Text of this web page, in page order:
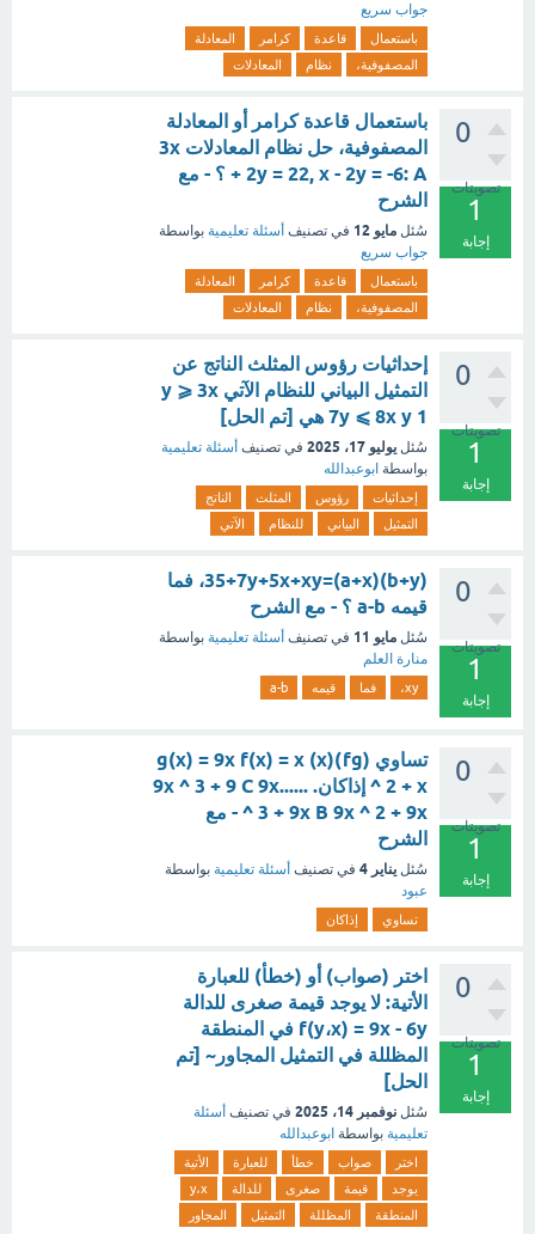
جواب سريع
باستعمال قاعدة كرامر
المعادلة
المصفوفية،
نظام المعادلات
0
تصويتات
1
إجابة
باستعمال قاعدة كرامر أو المعادلة
المصفوفية، حل نظام المعادلات 3x
+ 2y = 22, x - 2y = -6: A ؟ - مع
الشرح
سُئل مايو 12 في تصنيف أسئلة تعليمية بواسطة
جواب سريع
باستعمال قاعدة كرامر
المعادلة
المصفوفية،
نظام المعادلات
0
تصويتات
1
إجابة
إحداثيات رؤوس المثلث الناتج عن
التمثيل البياني للنظام الآتي y ⩾ 3x
7y ⩽ 8x y 1 هي [تم الحل]
سُئل يوليو 17، 2025 في تصنيف أسئلة تعليمية
بواسطة ابوعبدالله
إحداثيات رؤوس المثلث
الناتج
التمثيل
البياني للنظام الآتي
0
تصويتات
1
إجابة
(b+y)(a+x)=35+7y+5x+xy، فما
قيمه a-b ؟ - مع الشرح
سُئل مايو 11 في تصنيف أسئلة تعليمية بواسطة
منارة العلم
xy، فما قيمه a-b
0
تصويتات
1
إجابة
تساوي (fg)(x) g(x) = 9x f(x) = x
^ 2 + x إذاكان. ......9x ^ 3 + 9 C 9x
^ 3 + 9x B 9x ^ 2 + 9x - مع
الشرح
سُئل يناير 4 في تصنيف أسئلة تعليمية بواسطة
عبود
تساوي إذاكان
0
تصويتات
1
إجابة
اختر (صواب) أو (خطأ) للعبارة
الأتية: لا يوجد قيمة صغرى للدالة
f(y،x) = 9x - 6y في المنطقة
المظللة في التمثيل المجاور~ [تم
الحل]
سُئل نوفمبر 14، 2025 في تصنيف أسئلة
تعليمية بواسطة ابوعبدالله
اختر صواب خطأ للعبارة
الأتية
يوجد
قيمة صغرى للدالة
y،x
المنطقة
المظللة التمثيل المجاور